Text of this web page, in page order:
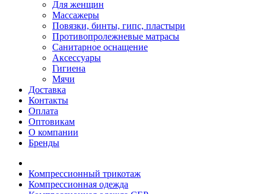
Для женщин
Массажеры
Повязки, бинты, гипс, пластыри
Противопролежневые матрасы
Санитарное оснащение
Аксессуары
Гигиена
Мячи
Доставка
Контакты
Оплата
Оптовикам
О компании
Бренды
Компрессионный трикотаж
Компрессионная одежда